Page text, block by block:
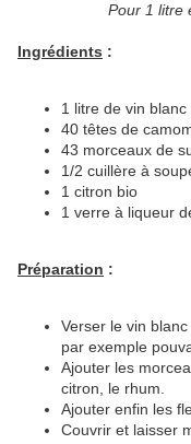
Pour 1 litre
Ingrédients :
1 litre de vin blanc
40 têtes de
43 morceaux de
1/2 cuillère à
1 citron bio
1 verre à liqueur
Préparation :
Verser le vin
par exemple
Ajouter les
citron, le rhum.
Ajouter enfin les
Couvrir et laisser